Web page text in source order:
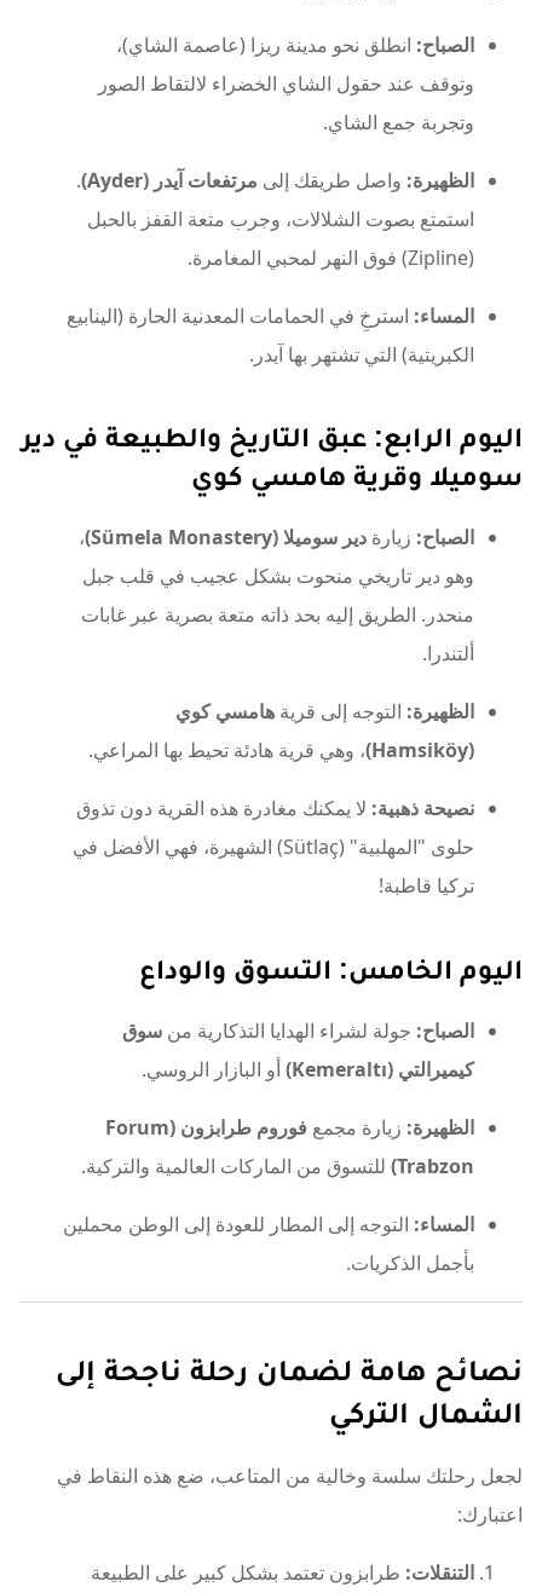
الصباح: انطلق نحو مدينة ريزا (عاصمة الشاي)،
وتوقف عند حقول الشاي الخضراء لالتقاط الصور
وتجربة جمع الشاي.
الظهيرة: واصل طريقك إلى مرتفعات آيدر (Ayder)
.
استمتع بصوت الشلالات، وجرب متعة القفز بالحبل
(Zipline) فوق النهر لمحبي المغامرة.
المساء: استرخِ في الحمامات المعدنية الحارة (الينابيع
الكبريتية) التي تشتهر بها آيدر.
اليوم الرابع: عبق التاريخ والطبيعة في دير
سوميلا وقرية هامسي كوي
الصباح: زيارة دير سوميلا (Sümela Monastery)
،
وهو دير تاريخي منحوت بشكل عجيب في قلب جبل
منحدر. الطريق إليه بحد ذاته متعة بصرية عبر غابات
ألتندرا.
الظهيرة: التوجه إلى قرية هامسي كوي
(Hamsiköy)
، وهي قرية هادئة تحيط بها المراعي.
نصيحة ذهبية: لا يمكنك مغادرة هذه القرية دون تذوق
حلوى "المهلبية" (Sütlaç) الشهيرة، فهي الأفضل في
تركيا قاطبة!
اليوم الخامس: التسوق والوداع
الصباح: جولة لشراء الهدايا التذكارية من سوق
كيميرالتي (Kemeraltı)
أو البازار الروسي.
الظهيرة: زيارة مجمع
فوروم طرابزون (Forum
Trabzon) للتسوق من الماركات العالمية والتركية.
المساء: التوجه إلى المطار للعودة إلى الوطن محملين
بأجمل الذكريات.
نصائح هامة لضمان رحلة ناجحة إلى
الشمال التركي
لجعل رحلتك سلسة وخالية من المتاعب، ضع هذه النقاط في
اعتبارك:
التنقلات: طرابزون تعتمد بشكل كبير على الطبيعة